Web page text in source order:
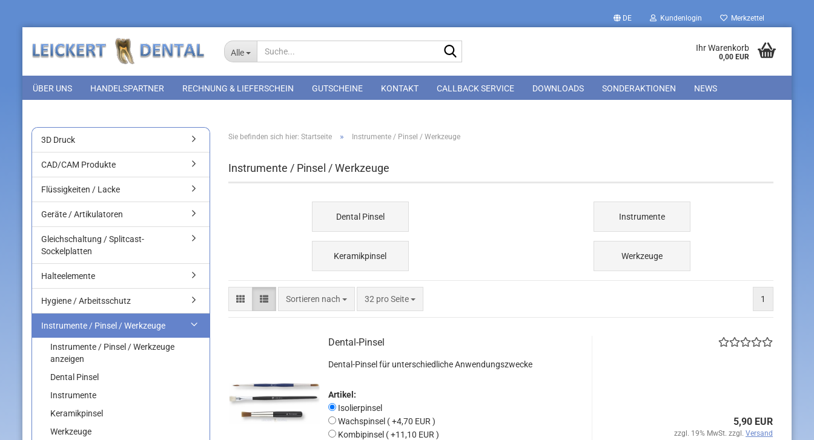
DE Kundenlogin Merkzettel
Alle Ihr Warenkorb
0,00 EUR
ÜBER UNS HANDELSPARTNER RECHNUNG & LIEFERSCHEIN GUTSCHEINE KONTAKT CALLBACK SERVICE DOWNLOADS SONDERAKTIONEN NEWS
Sie befinden sich hier: Startseite » Instrumente / Pinsel / Werkzeuge
Instrumente / Pinsel / Werkzeuge
Dental Pinsel Instrumente
Keramikpinsel Werkzeuge
Sortieren nach
Sortieren nach 32 pro Seite
pro Seite 1
Dental-Pinsel
Dental-Pinsel für unterschiedliche Anwendungszwecke
Artikel:
Isolierpinsel
Wachspinsel ( +4,70 EUR )
Kombipinsel ( +11,10 EUR )
5,90 EUR
zzgl. 19% MwSt. zzgl. Versand
3D Druck
CAD/CAM Produkte
Flüssigkeiten / Lacke
Geräte / Artikulatoren
Gleichschaltung / Splitcast-
Sockelplatten
Halteelemente
Hygiene / Arbeitsschutz
Instrumente / Pinsel / Werkzeuge
Instrumente / Pinsel / Werkzeuge
anzeigen
Dental Pinsel
Instrumente
Keramikpinsel
Werkzeuge